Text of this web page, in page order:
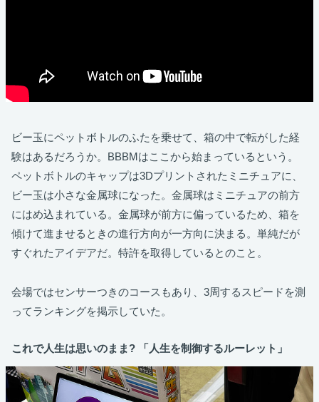
ビー玉にペットボトルのふたを乗せて、箱の中で転がした経
験はあるだろうか。BBBMはここから始まっているという。
ペットボトルのキャップは3Dプリントされたミニチュアに、
ビー玉は小さな金属球になった。金属球はミニチュアの前方
にはめ込まれている。金属球が前方に偏っているため、箱を
傾けて進ませるときの進行方向が一方向に決まる。単純だが
すぐれたアイデアだ。特許を取得しているとのこと。
会場ではセンサーつきのコースもあり、3周するスピードを測
ってランキングを掲示していた。
これで人生は思いのまま? 「人生を制御するルーレット」